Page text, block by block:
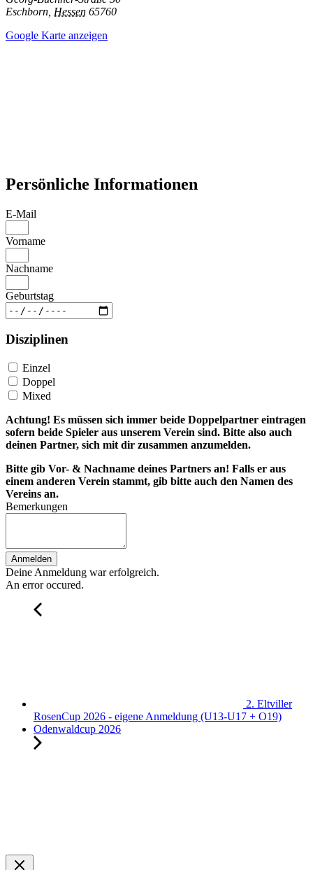
Eschborn Hessen 65760
Google Karte anzeigen
Persönliche Informationen
E-Mail
Vorname
Nachname
Geburtstag
Disziplinen
Einzel
Doppel
Mixed
Achtung! Es müssen sich immer beide Doppelpartner eintragen
sofern beide Spieler aus unserem Verein sind. Bitte also auch
deinen Partner, sich mit dir zusammen anzumelden.
Bitte gib Vor- & Nachname deines Partners an! Falls er aus
einem anderen Verein stammt, gib bitte auch den Namen des
Vereins an.
Bemerkungen
Anmelden
Deine Anmeldung war erfolgreich.
An error occured.
2. Eltviller
RosenCup 2026 - eigene Anmeldung (U13-U17 + O19)
Odenwaldcup 2026